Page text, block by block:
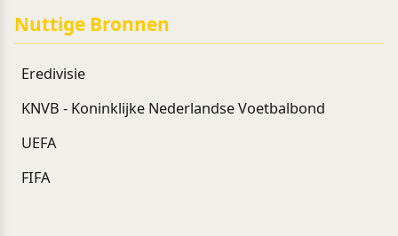
Nuttige Bronnen
Eredivisie
KNVB - Koninklijke Nederlandse Voetbalbond
UEFA
FIFA